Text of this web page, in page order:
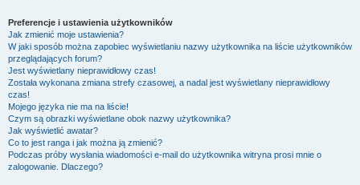
Preferencje i ustawienia użytkowników
Jak zmienić moje ustawienia?
W jaki sposób można zapobiec wyświetlaniu nazwy użytkownika na liście użytkowników
przeglądających forum?
Jest wyświetlany nieprawidłowy czas!
Została wykonana zmiana strefy czasowej, a nadal jest wyświetlany nieprawidłowy
czas!
Mojego języka nie ma na liście!
Czym są obrazki wyświetlane obok nazwy użytkownika?
Jak wyświetlić awatar?
Co to jest ranga i jak można ją zmienić?
Podczas próby wysłania wiadomości e-mail do użytkownika witryna prosi mnie o
zalogowanie. Dlaczego?